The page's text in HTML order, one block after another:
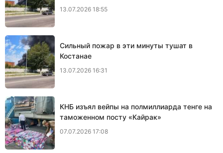
13.07.2026 18:55
Сильный пожар в эти минуты тушат в
Костанае
13.07.2026 16:31
КНБ изъял вейпы на полмиллиарда тенге на
таможенном посту «Кайрак»
07.07.2026 17:08